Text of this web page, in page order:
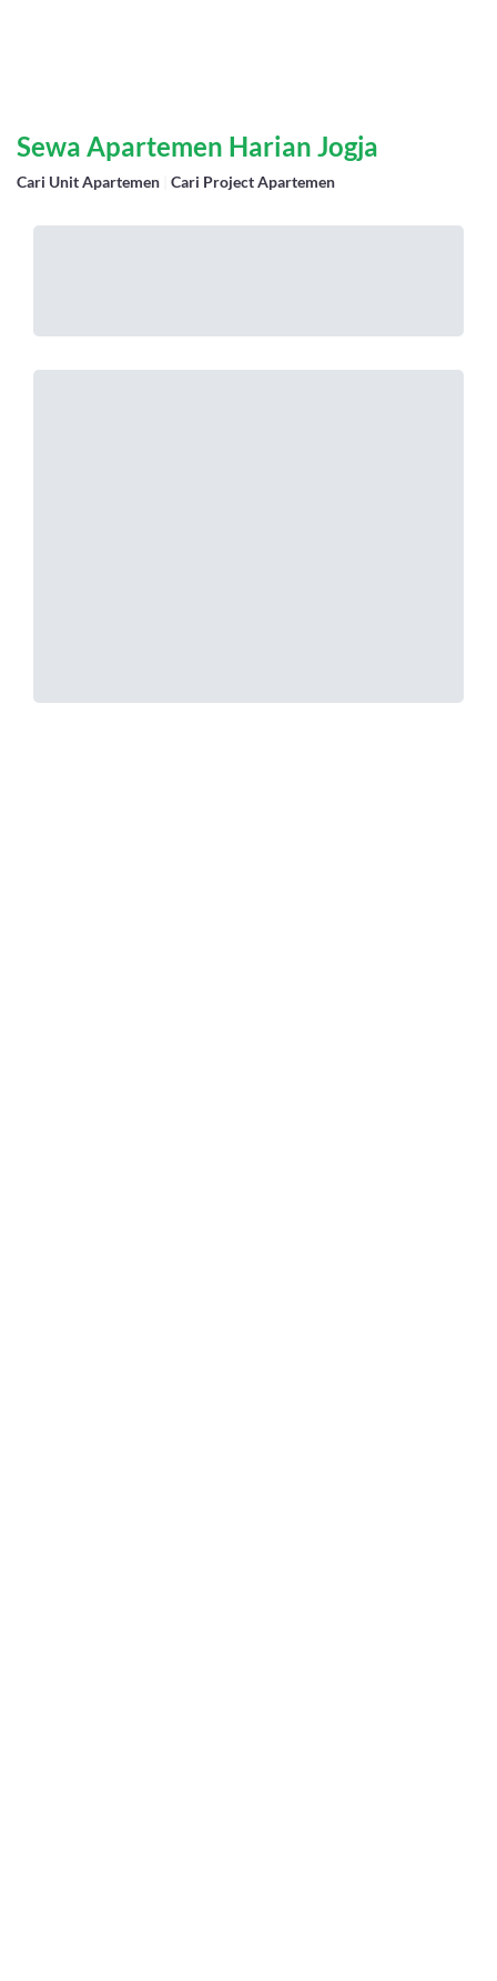
Sewa Apartemen Harian Jogja
Cari Unit Apartemen Cari Project Apartemen